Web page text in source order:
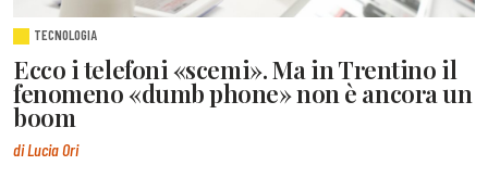
TECNOLOGIA
Ecco i telefoni «scemi». Ma in Trentino il
fenomeno «dumb phone» non è ancora un
boom
di Lucia Ori